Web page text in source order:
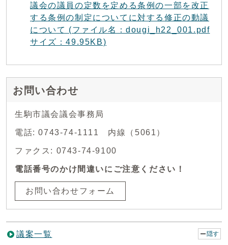
議会の議員の定数を定める条例の一部を改正
する条例の制定についてに対する修正の動議
について (ファイル名：dougi_h22_001.pdf
サイズ：49.95KB)
お問い合わせ
生駒市議会議会事務局
電話: 0743-74-1111 内線（5061）
ファクス: 0743-74-9100
電話番号のかけ間違いにご注意ください！
お問い合わせフォーム
議案一覧 隠す